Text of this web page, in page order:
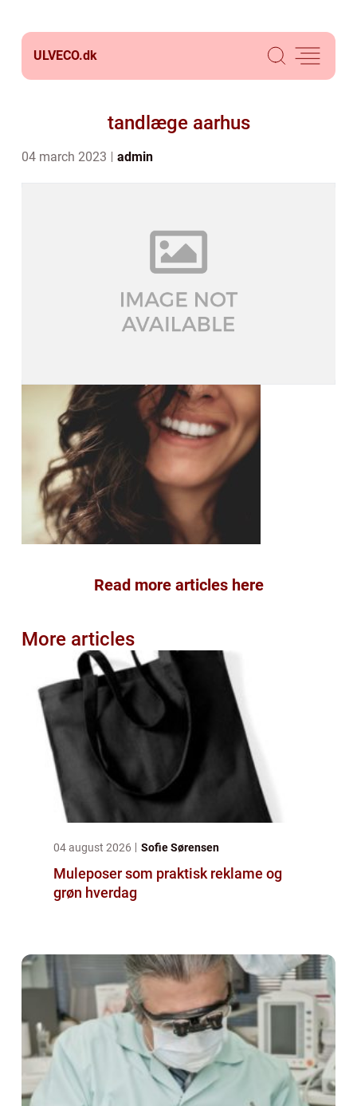
ULVECO.dk
tandlæge aarhus
04 march 2023 admin
Read more articles here
More articles
04 august 2026 Sofie Sørensen
Muleposer som praktisk reklame og
grøn hverdag